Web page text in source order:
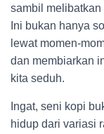
sambil
Ini bukan hanya
lewat momen-
dan membiarkan
kita seduh.
Ingat, seni kopi
hidup dari variasi